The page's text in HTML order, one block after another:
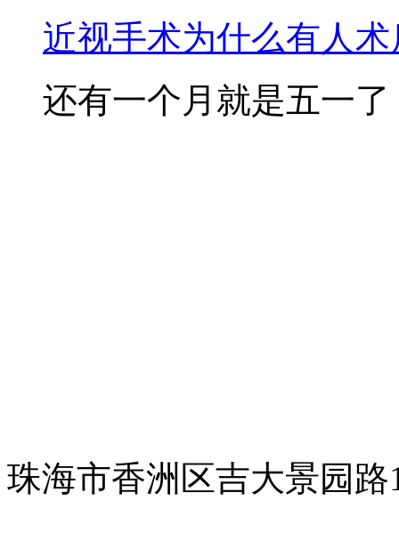
近视手术为什么有人
还有一个月就是五一
珠海市香洲区吉大景园